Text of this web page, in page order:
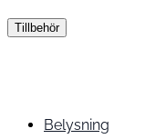
Tillbehör
Belysning